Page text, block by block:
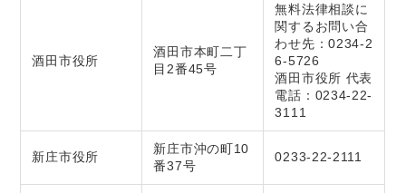
酒田市役所
酒田市本町二丁
目2番45号
無料法律相談に
関するお問い合
わせ先：0234-2
6-5726
酒田市役所 代表
電話：0234-22-
3111
新庄市役所
新庄市沖の町10
番37号
0233-22-2111